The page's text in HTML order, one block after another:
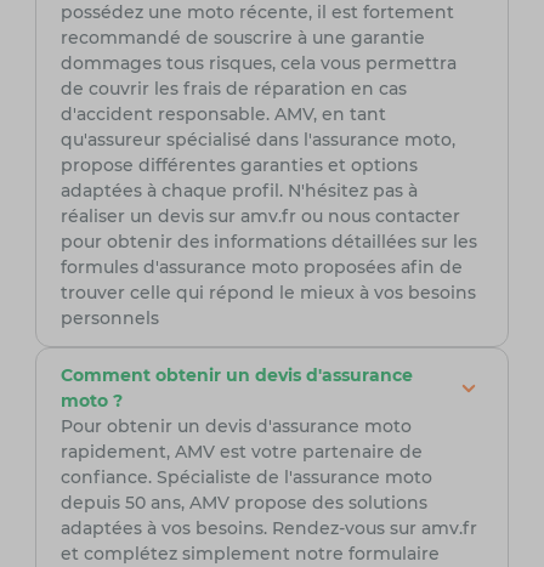
possédez une moto récente, il est fortement
recommandé de souscrire à une garantie
dommages tous risques, cela vous permettra
de couvrir les frais de réparation en cas
d'accident responsable. AMV, en tant
qu'assureur spécialisé dans l'assurance moto,
propose différentes garanties et options
adaptées à chaque profil. N'hésitez pas à
réaliser un devis sur amv.fr ou nous contacter
pour obtenir des informations détaillées sur les
formules d'assurance moto proposées afin de
trouver celle qui répond le mieux à vos besoins
personnels
Comment obtenir un devis d'assurance
moto ?
Pour obtenir un devis d'assurance moto
rapidement, AMV est votre partenaire de
confiance. Spécialiste de l'assurance moto
depuis 50 ans, AMV propose des solutions
adaptées à vos besoins. Rendez-vous sur amv.fr
et complétez simplement notre formulaire